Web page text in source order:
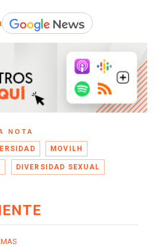
NOTA
MOVILH
DIVERSIDAD SEXUAL